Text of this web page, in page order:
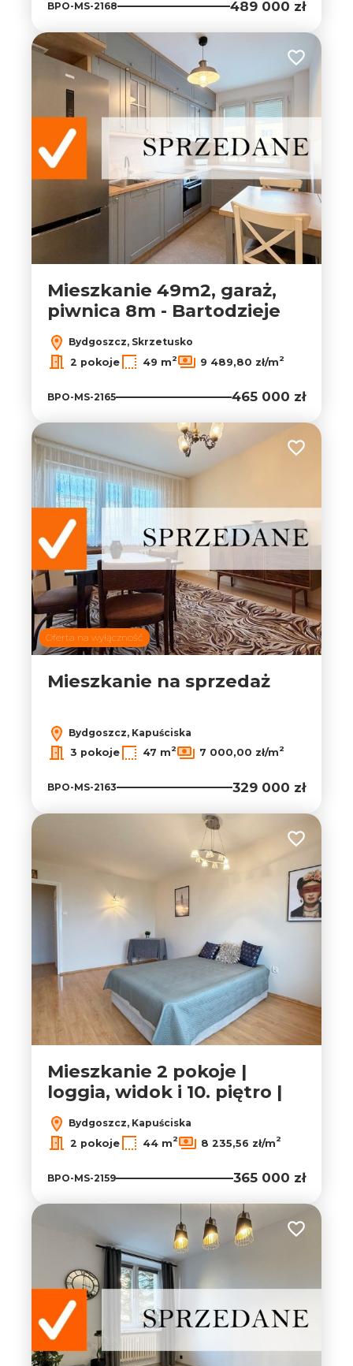
BPO-MS-2168 489 000 zł
Dodaj do
Mieszkanie 49m2, garaż,
piwnica 8m - Bartodzieje
Bydgoszcz, Skrzetusko
2 pokoje
49 m2 9 489,80 zł/m2
BPO-MS-2165 465 000 zł
Oferta na wyłączność
Dodaj do
Mieszkanie na sprzedaż
Bydgoszcz, Kapuściska
3 pokoje
47 m2 7 000,00 zł/m2
BPO-MS-2163 329 000 zł
Dodaj do
Mieszkanie 2 pokoje |
loggia, widok i 10. piętro |
Bydgoszcz, Kapuściska
2 pokoje
44 m2 8 235,56 zł/m2
BPO-MS-2159 365 000 zł
Dodaj do